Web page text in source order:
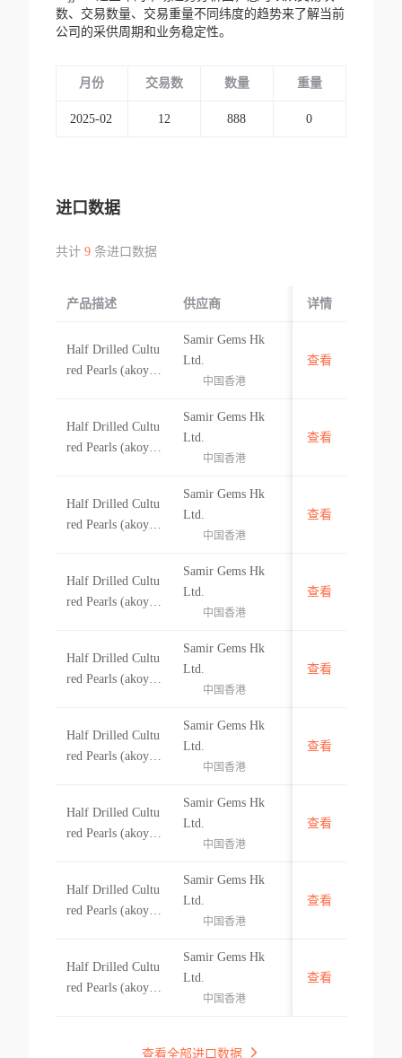
数、交易数量、交易重量不同纬度的趋势来了解当前
公司的采供周期和业务稳定性。
月份 交易数 数量 重量
2025-02 12 888 0
进口数据
共计 9条进口数据
产品描述 供应商 起运国/地区
详情
Half Drilled Cultu
red Pearls (akoya)
red Pearls (akoya)
Size:7.5-8.00mm
Samir Gems Hk
Ltd.
中国香港
-
查看
Half Drilled Cultu
red Pearls (akoya)
red Pearls (akoya)
Size:6.00-6.5mm
Samir Gems Hk
Ltd.
中国香港
-
查看
Half Drilled Cultu
red Pearls (akoya)
red Pearls (akoya)
Size:5.00-5.5mm
Samir Gems Hk
Ltd.
中国香港
-
查看
Half Drilled Cultu
red Pearls (akoya)
red Pearls (akoya)
Size:7.00-7.5mm
Samir Gems Hk
Ltd.
中国香港
-
查看
Half Drilled Cultu
red Pearls (akoya)
red Pearls (akoya)
Size:6.5-7.00mm
Samir Gems Hk
Ltd.
中国香港
-
查看
Half Drilled Cultu
red Pearls (akoya)
red Pearls (akoya)
Size:3.00-3.5mm
Samir Gems Hk
Ltd.
中国香港
-
查看
Half Drilled Cultu
red Pearls (akoya)
red Pearls (akoya)
Size:4.5-5.00mm
Samir Gems Hk
Ltd.
中国香港
-
查看
Half Drilled Cultu
red Pearls (akoya)
red Pearls (akoya)
Size:4.5-7.00mm
Samir Gems Hk
Ltd.
中国香港
-
查看
Half Drilled Cultu
red Pearls (akoya)
red Pearls (akoya)
Samir Gems Hk
Ltd.
中国香港
-
查看
查看全部进口数据